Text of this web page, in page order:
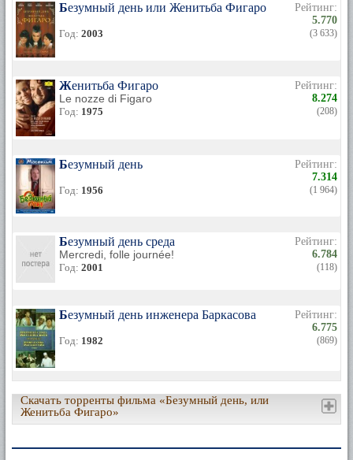
Безумный день или Женитьба Фигаро
Год: 2003
Рейтинг:
5.770
(3 633)
Женитьба Фигаро
Le nozze di Figaro
Год: 1975
Рейтинг:
8.274
(208)
Безумный день
Год: 1956
Рейтинг:
7.314
(1 964)
Безумный день среда
Mercredi, folle journée!
Год: 2001
Рейтинг:
6.784
(118)
Безумный день инженера Баркасова
Год: 1982
Рейтинг:
6.775
(869)
Скачать торренты фильма «Безумный день, или
Женитьба Фигаро»